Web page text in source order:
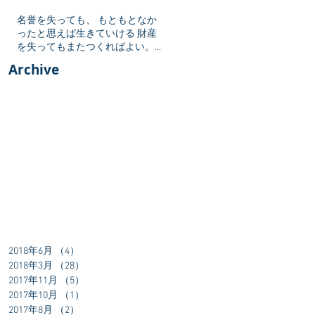
名誉を失っても、 もともとなか
ったと思えば生きていける 財産
を失ってもまたつくればよい。
る値打ちがない
Archive
2018年6月 （4）
2018年3月
（28）
2017年11月
（5）
2017年10月
（1）
2017年8月
（2）